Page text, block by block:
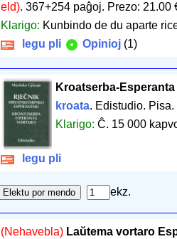
eld). 367+254 paĝoj. Prezo: 21.00
Klarigo: Kunbindo de du aparte
legu pli
Opinioj (1)
Kroatserba-
kroata. Edistudio. Pisa.
Klarigo: Ĉ. 15 000
legu pli
ekz.
(Nehavebla) Laŭtema vortaro